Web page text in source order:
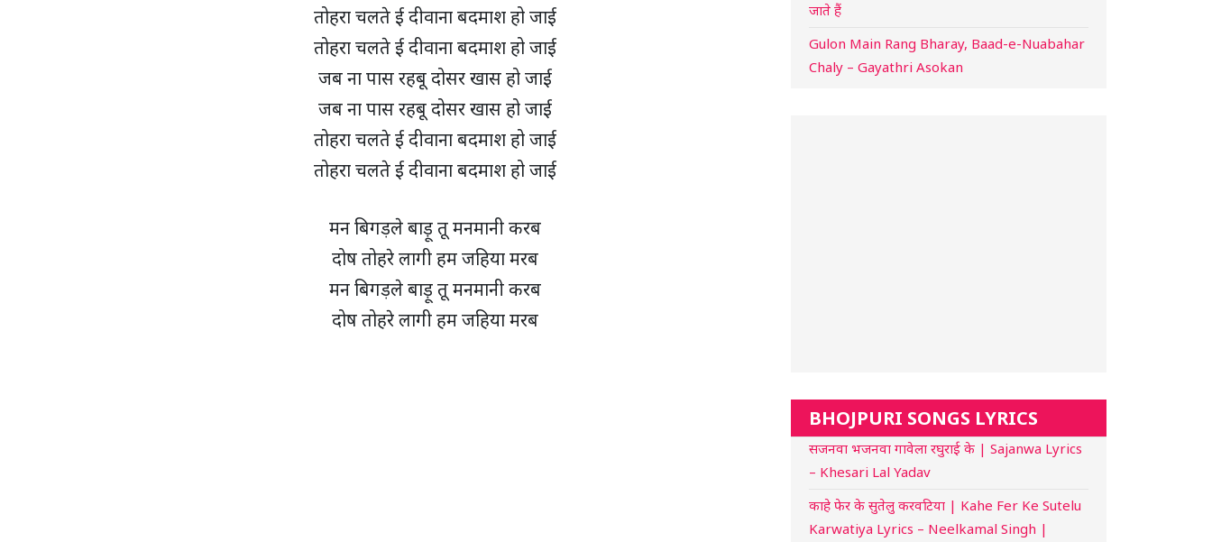
तोहरा चलते ई दीवाना बदमाश हो जाई
तोहरा चलते ई दीवाना बदमाश हो जाई
जब ना पास रहबू दोसर खास हो जाई
जब ना पास रहबू दोसर खास हो जाई
तोहरा चलते ई दीवाना बदमाश हो जाई
तोहरा चलते ई दीवाना बदमाश हो जाई
मन बिगड़ले बाड़ू तू मनमानी करब
दोष तोहरे लागी हम जहिया मरब
मन बिगड़ले बाड़ू तू मनमानी करब
दोष तोहरे लागी हम जहिया मरब
जाते हैं
Gulon Main Rang Bharay, Baad-e-Nuabahar
Chaly – Gayathri Asokan
BHOJPURI SONGS LYRICS
सजनवा भजनवा गावेला रघुराई के | Sajanwa Lyrics
– Khesari Lal Yadav
काहे फेर के सुतेलु करवटिया | Kahe Fer Ke Sutelu
Karwatiya Lyrics – Neelkamal Singh |